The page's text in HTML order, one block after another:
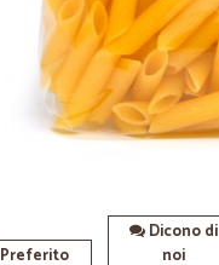
Preferito
Dicono di
noi